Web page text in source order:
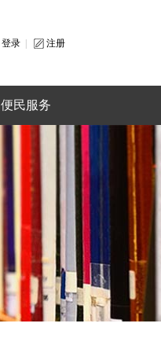
登录 注册
便民服务